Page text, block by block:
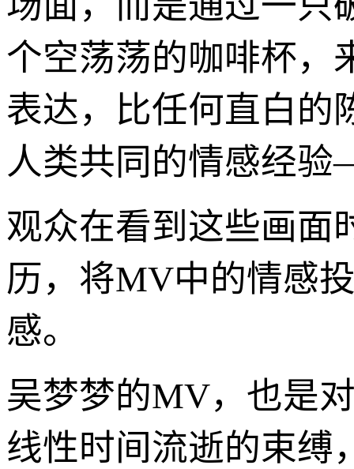
个空荡荡的咖啡杯，
表达，比任何直白的
人类共同的情感经
观众在看到这些画面
历，将MV中的情感
感。
吴梦梦的MV，也是
线性时间流逝的束缚